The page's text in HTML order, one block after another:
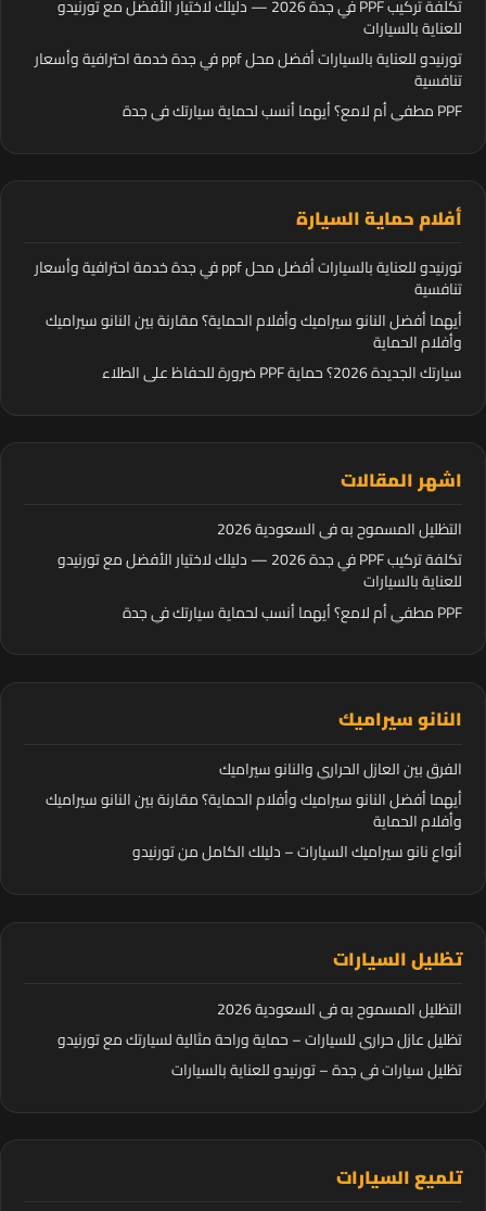
تكلفة تركيب PPF في جدة 2026 — دليلك لاختيار الأفضل مع تورنيدو
للعناية بالسيارات
تورنيدو للعناية بالسيارات أفضل محل ppf في جدة خدمة احترافية وأسعار
تنافسية
PPF مطفي أم لامع؟ أيهما أنسب لحماية سيارتك في جدة
أفلام حماية السيارة
تورنيدو للعناية بالسيارات أفضل محل ppf في جدة خدمة احترافية وأسعار
تنافسية
أيهما أفضل النانو سيراميك وأفلام الحماية؟ مقارنة بين النانو سيراميك
وأفلام الحماية
سيارتك الجديدة 2026؟ حماية PPF ضرورة للحفاظ على الطلاء
اشهر المقالات
التظليل المسموح به في السعودية 2026
تكلفة تركيب PPF في جدة 2026 — دليلك لاختيار الأفضل مع تورنيدو
للعناية بالسيارات
PPF مطفي أم لامع؟ أيهما أنسب لحماية سيارتك في جدة
النانو سيراميك
الفرق بين العازل الحراري والنانو سيراميك
أيهما أفضل النانو سيراميك وأفلام الحماية؟ مقارنة بين النانو سيراميك
وأفلام الحماية
أنواع نانو سيراميك السيارات – دليلك الكامل من تورنيدو
تظليل السيارات
التظليل المسموح به في السعودية 2026
تظليل عازل حراري للسيارات – حماية وراحة مثالية لسيارتك مع تورنيدو
تظليل سيارات في جدة – تورنيدو للعناية بالسيارات
تلميع السيارات